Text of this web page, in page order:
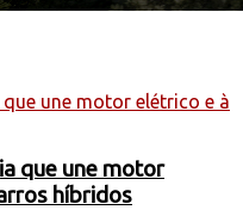
que une motor
híbridos